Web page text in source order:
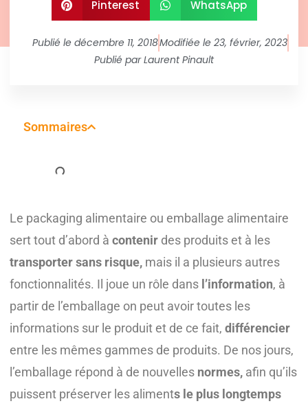
Pinterest WhatsApp
Publié le décembre 11, 2018Modifiée le 23, février, 2023
Publié parLaurent Pinault
Sommaires
Le packaging alimentaire ou emballage alimentaire
sert tout d’abord à contenir des produits et à les
transporter sans risque, mais il a plusieurs autres
fonctionnalités. Il joue un rôle dans l’information, à
partir de l’emballage on peut avoir toutes les
informations sur le produit et de ce fait, différencier
entre les mêmes gammes de produits. De nos jours,
l’emballage répond à de nouvelles normes, afin qu’ils
puissent préserver les aliments le plus longtemps